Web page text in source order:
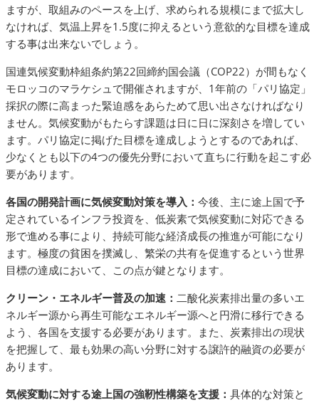
ますが、取組みのペースを上げ、求められる規模にまで拡大し
なければ、気温上昇を1.5度に抑えるという意欲的な目標を達成
する事は出来ないでしょう。
国連気候変動枠組条約第22回締約国会議（COP22）が間もなく
モロッコのマラケシュで開催されますが、1年前の「パリ協定」
採択の際に高まった緊迫感をあらためて思い出さなければなり
ません。気候変動がもたらす課題は日に日に深刻さを増してい
ます。パリ協定に掲げた目標を達成しようとするのであれば、
少なくとも以下の4つの優先分野において直ちに行動を起こす必
要があります。
各国の開発計画に気候変動対策を導入： 今後、主に途上国で予
定されているインフラ投資を、低炭素で気候変動に対応できる
形で進める事により、持続可能な経済成長の推進が可能になり
ます。極度の貧困を撲滅し、繁栄の共有を促進するという世界
目標の達成において、この点が鍵となります。
クリーン・エネルギー普及の加速： 二酸化炭素排出量の多いエ
ネルギー源から再生可能なエネルギー源へと円滑に移行できる
よう、各国を支援する必要があります。また、炭素排出の現状
を把握して、最も効果の高い分野に対する譲許的融資の必要が
あります。
気候変動に対する途上国の強靭性構築を支援： 具体的な対策と